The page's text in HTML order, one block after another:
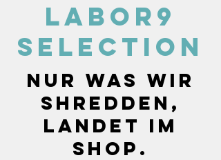
LABOR9
Selection
Nur was wir
shredden,
landet im
Shop.